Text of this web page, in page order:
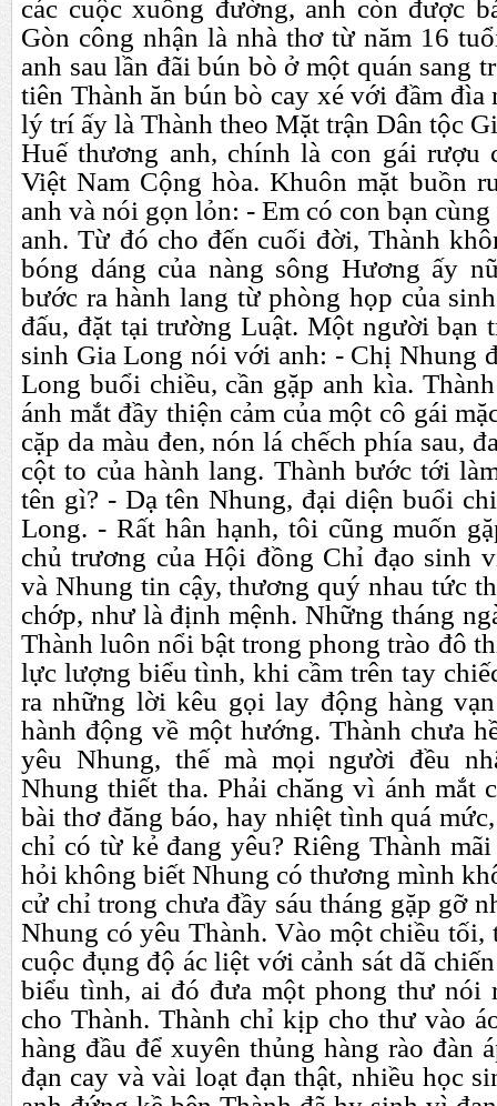
các cuộc xuống đường, anh còn được
Gòn công nhận là nhà thơ từ năm 16
anh sau lần đãi bún bò ở một quán sang
tiên Thành ăn bún bò cay xé với đầm đìa
lý trí ấy là Thành theo Mặt trận Dân tộc
Huế thương anh, chính là con gái rượu
Việt Nam Cộng hòa. Khuôn mặt buồn
anh và nói gọn lỏn: - Em có con bạn
anh. Từ đó cho đến cuối đời, Thành
bóng dáng của nàng sông Hương ấy
bước ra hành lang từ phòng họp của
đấu, đặt tại trường Luật. Một người bạn
sinh Gia Long nói với anh: - Chị Nhung
Long buổi chiều, cần gặp anh kìa.
ánh mắt đầy thiện cảm của một cô gái
cặp da màu đen, nón lá chếch phía sau,
cột to của hành lang. Thành bước tới
tên gì? - Dạ tên Nhung, đại diện buổi
Long. - Rất hân hạnh, tôi cũng muốn
chủ trương của Hội đồng Chỉ đạo sinh
và Nhung tin cậy, thương quý nhau tức
chớp, như là định mệnh. Những tháng
Thành luôn nổi bật trong phong trào đô
lực lượng biểu tình, khi cầm trên tay
ra những lời kêu gọi lay động hàng
hành động về một hướng. Thành chưa
yêu Nhung, thế mà mọi người đều
Nhung thiết tha. Phải chăng vì ánh mắt
bài thơ đăng báo, hay nhiệt tình quá
chỉ có từ kẻ đang yêu? Riêng Thành
hỏi không biết Nhung có thương mình
cử chỉ trong chưa đầy sáu tháng gặp gỡ
Nhung có yêu Thành. Vào một chiều
cuộc đụng độ ác liệt với cảnh sát dã
biểu tình, ai đó đưa một phong thư nói
cho Thành. Thành chỉ kịp cho thư vào
hàng đầu để xuyên thủng hàng rào đàn
đạn cay và vài loạt đạn thật, nhiều học